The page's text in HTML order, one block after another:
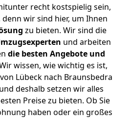
recht kostspielig sein,
wir sind hier, um Ihnen
zu bieten. Wir sind die
und arbeiten
die besten Angebote und
wissen, wie wichtig es ist,
Lübeck nach Braunsbedra
deshalb setzen wir alles
Preise zu bieten. Ob Sie
haben oder ein großes